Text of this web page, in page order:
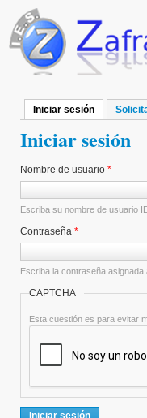
Pasar al contenido principal
Solapas
Iniciar sesión (solapa
Iniciar sesión
Nombre de usuario *
Escriba su nombre de usuario
Contraseña *
Escriba la contraseña asignada
CAPTCHA
Esta cuestión es para evitar